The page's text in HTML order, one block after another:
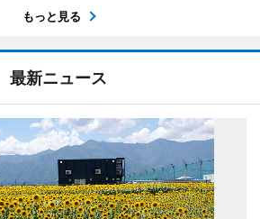
もっと見る
最新ニュース